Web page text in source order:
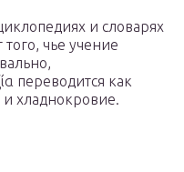
и словарях
чье учение
переводится как
и хладнокровие.